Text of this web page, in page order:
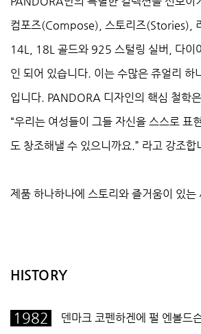
컴포즈(Compose), 스토리즈(Stories),
14L, 18L 골드와 925 스털링 실버, 다이
인 되어 있습니다. 이는 수많은 쥬얼리
입니다. PANDORA 디자인의 핵심 철학
“우리는 여성들이 그들 자신을 스스로
도 창조해낼 수 있으니까요.” 라고 강조합
제품 하나하나에 스토리와 즐거움이 있
HISTORY
1982 덴마크 코펜하겐에 펄 엔볼드